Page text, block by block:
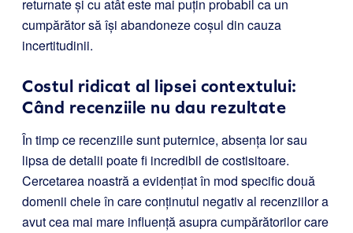
returnate și cu atât este mai puțin probabil ca un
cumpărător să își abandoneze coșul din cauza
incertitudinii.
Costul ridicat al lipsei contextului:
Când recenziile nu dau rezultate
În timp ce recenziile sunt puternice, absența lor sau
lipsa de detalii poate fi incredibil de costisitoare.
Cercetarea noastră a evidențiat în mod specific două
domenii cheie în care conținutul negativ al recenziilor a
avut cea mai mare influență asupra cumpărătorilor care